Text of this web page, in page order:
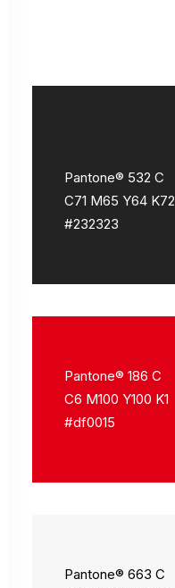
Pantone® 532 C
C71 M65 Y64 K72
#232323
Pantone® 186 C
C6 M100 Y100 K1
#df0015
Pantone® 663 C